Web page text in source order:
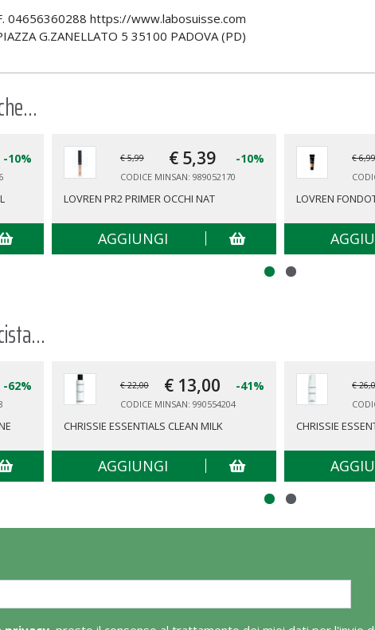
04656360288 https://www.labosuisse.com
G.ZANELLATO 5 35100 PADOVA (PD)
-10% € 5,99 € 5,39 -10%
CODICE MINSAN: 989052170
LOVREN PR2 PRIMER OCCHI NAT
AGGIUNGI
€
LOVREN
-62% € 22,00 € 13,00 -41%
CODICE MINSAN: 990554204
CHRISSIE ESSENTIALS CLEAN MILK
AGGIUNGI
€
CHRISSIE